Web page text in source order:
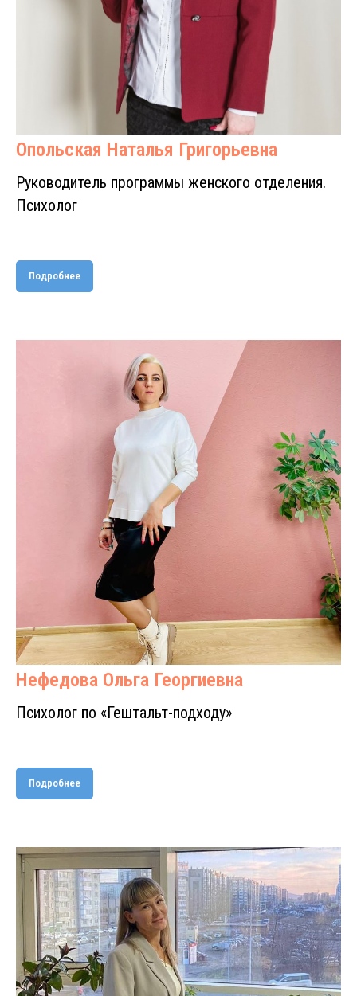
Опольская Наталья Григорьевна
Руководитель программы женского отделения.
Психолог
Подробнее
Нефедова Ольга Георгиевна
Психолог по «Гештальт-подходу»
Подробнее